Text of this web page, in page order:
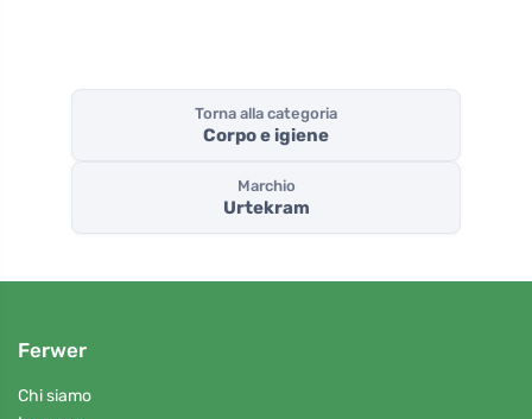
Torna alla categoria
Corpo e igiene
Marchio
Urtekram
Ferwer
Chi siamo